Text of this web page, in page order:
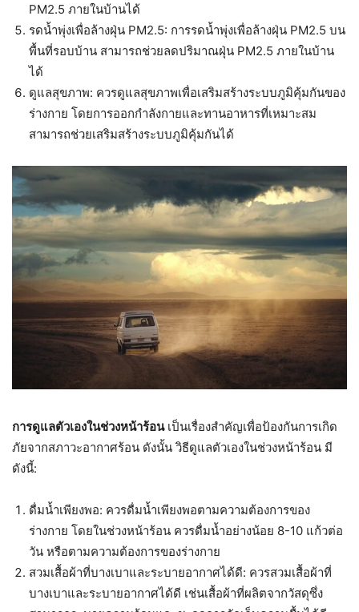
PM2.5 ภายในบ้านได้
รดน้ำพุ่งเพื่อล้างฝุ่น PM2.5: การรดน้ำพุ่งเพื่อล้างฝุ่น PM2.5 บน
พื้นที่รอบบ้าน สามารถช่วยลดปริมาณฝุ่น PM2.5 ภายในบ้าน
ได้
ดูแลสุขภาพ: ควรดูแลสุขภาพเพื่อเสริมสร้างระบบภูมิคุ้มกันของ
ร่างกาย โดยการออกกำลังกายและทานอาหารที่เหมาะสม
สามารถช่วยเสริมสร้างระบบภูมิคุ้มกันได้
การดูแลตัวเองในช่วงหน้าร้อนเป็นเรื่องสำคัญเพื่อป้องกันการเกิด
ภัยจากสภาวะอากาศร้อน ดังนั้น วิธีดูแลตัวเองในช่วงหน้าร้อน มี
ดังนี้:
ดื่มน้ำเพียงพอ: ควรดื่มน้ำเพียงพอตามความต้องการของ
ร่างกาย โดยในช่วงหน้าร้อน ควรดื่มน้ำอย่างน้อย 8-10 แก้วต่อ
วัน หรือตามความต้องการของร่างกาย
สวมเสื้อผ้าที่บางเบาและระบายอากาศได้ดี: ควรสวมเสื้อผ้าที่
บางเบาและระบายอากาศได้ดี เช่นเสื้อผ้าที่ผลิตจากวัสดุซึ่ง